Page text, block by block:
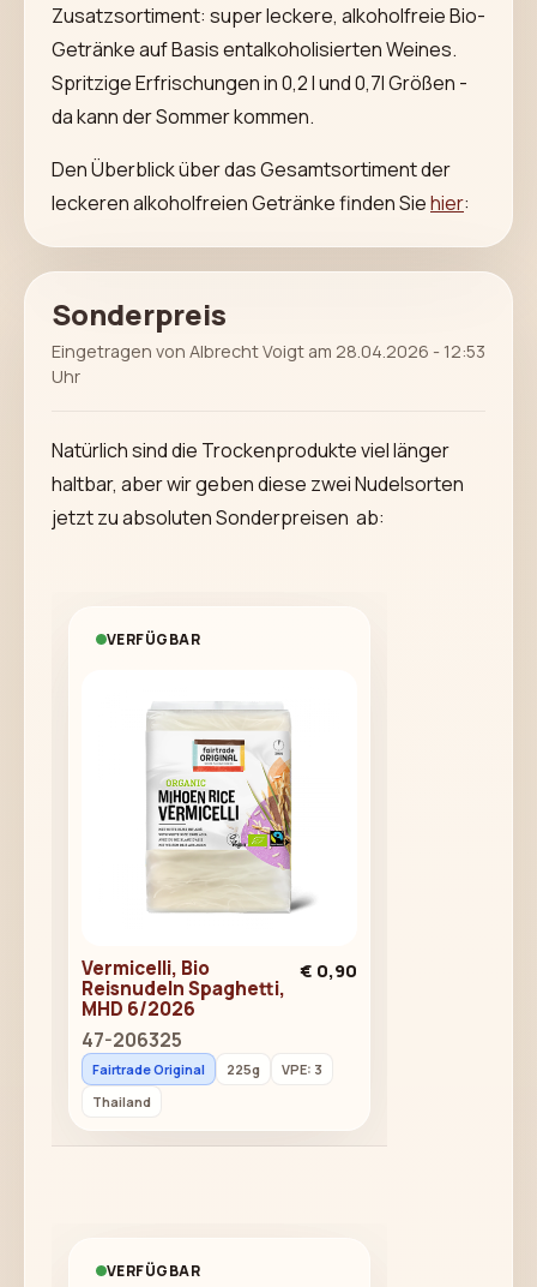
Zusatzsortiment: super leckere, alkoholfreie Bio-
Getränke auf Basis entalkoholisierten Weines.
Spritzige Erfrischungen in 0,2 l und 0,7l Größen -
da kann der Sommer kommen.
Den Überblick über das Gesamtsortiment der
leckeren alkoholfreien Getränke finden Siehier:
Sonderpreis
Eingetragen von Albrecht Voigt am 28.04.2026 - 12:53
Uhr
Natürlich sind die Trockenprodukte viel länger
haltbar, aber wir geben diese zwei Nudelsorten
jetzt zu absoluten Sonderpreisen ab:
VERFÜGBAR
Vermicelli, Bio
Reisnudeln Spaghetti,
MHD 6/2026
47-206325
€ 0,90
Fairtrade Original 225g
VPE: 3
Thailand
VERFÜGBAR